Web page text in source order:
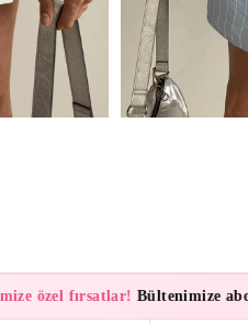
özel fırsatlar!Bültenimize